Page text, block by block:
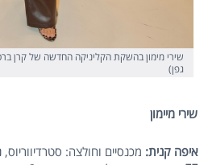
שירי מימון בהשקת הקליניקה החדשה של קרן
גפן)
שירי מיימון
איפה קנית: מכנסיים וחולצה: סטרדיווריוס,